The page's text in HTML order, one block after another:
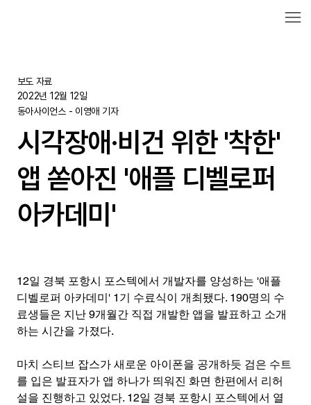
보도 자료
2022년 12월 12일
동아사이언스 - 이영애 기자
시각장애·비건 위한 '착한'
앱 쏟아진 '애플 디벨로퍼
아카데미'
12일 경북 포항시 포스텍에서 개발자를 양성하는 '애플
디벨로퍼 아카데미' 1기 수료식이 개최됐다. 190명의 수
료생들은 지난 9개월간 직접 개발한 앱을 발표하고 소개
하는 시간을 가졌다.
마치 스티브 잡스가 새로운 아이폰을 공개하듯 검은 수트
를 입은 발표자가 앱 하나가 띄워진 화면 한편에서 리허
설을 진행하고 있었다. 12일 경북 포항시 포스텍에서 열